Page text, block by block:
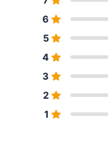
6
5
4
3
2
1